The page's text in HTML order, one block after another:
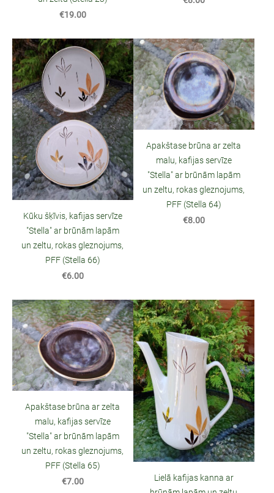
€19.00
Kūku šķīvis, kafijas servīze
"Stella" ar brūnām lapām
un zeltu, rokas gleznojums,
PFF (Stella 66)
€6.00
Apakštase brūna ar zelta
malu, kafijas servīze
"Stella" ar brūnām lapām
un zeltu, rokas gleznojums,
PFF (Stella 64)
€8.00
Apakštase brūna ar zelta
malu, kafijas servīze
"Stella" ar brūnām lapām
un zeltu, rokas gleznojums,
PFF (Stella 65)
€7.00
Lielā kafijas kanna ar